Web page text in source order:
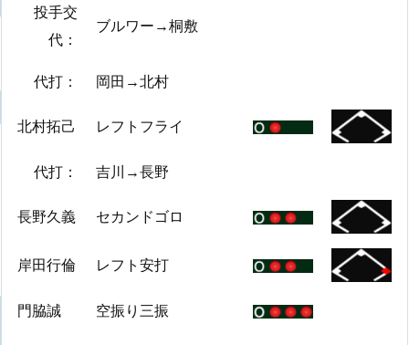
投手交
代：
ブルワー→桐敷
代打： 岡田→北村
北村拓己 レフトフライ
代打： 吉川→長野
長野久義 セカンドゴロ
岸田行倫 レフト安打
門脇誠 空振り三振